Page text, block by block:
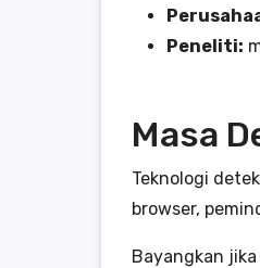
Peneliti:
Masa
Teknologi
browser,
Bayangkan